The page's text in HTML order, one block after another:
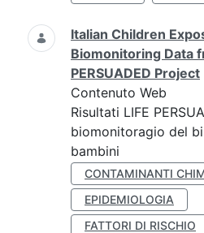
Italian Children
Biomonitoring Data
PERSUADED Project
Contenuto Web
Risultati LIFE
biomonitoragio del
bambini
CONTAMINANTI
EPIDEMIOLOGIA
FATTORI DI RISCHIO